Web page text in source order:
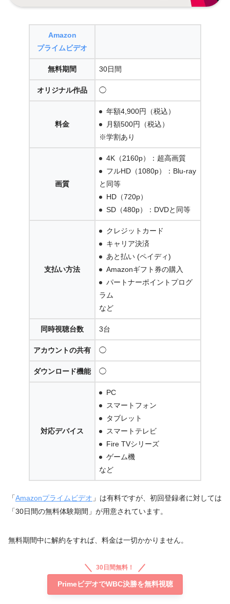
Amazon
プライムビデオ
無料期間 30日間
オリジナル作品 ◯
料金
年額4,900円（税込）
月額500円（税込）
※学割あり
画質
4K（2160p）：超高画質
フルHD（1080p）：Blu-ray
と同等
HD（720p）
SD（480p）：DVDと同等
支払い方法
クレジットカード
キャリア決済
あと払い (ペイディ)
Amazonギフト券の購入
パートナーポイントプログ
ラム
など
同時視聴台数 3台
アカウントの共有 ◯
ダウンロード機能 ◯
対応デバイス
PC
スマートフォン
タブレット
スマートテレビ
Fire TVシリーズ
ゲーム機
など
「Amazonプライムビデオ 」は有料ですが、初回登録者に対しては
「30日間の無料体験期間」が用意されています。
無料期間中に解約をすれば、料金は一切かかりません。
30日間無料！
PrimeビデオでWBC決勝を無料視聴